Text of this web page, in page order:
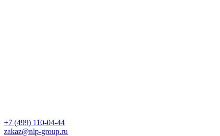
+7 (499) 110-04-44
zakaz@nlp-group.ru